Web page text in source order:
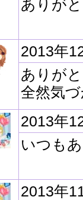
ありが
2013年
ありが
全然気
2013年
いつも
2013年